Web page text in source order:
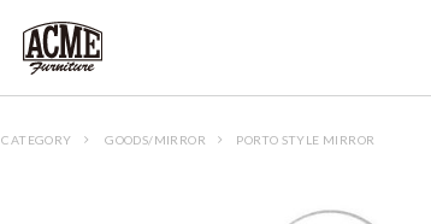
CATEGORY GOODS/MIRROR PORTO STYLE MIRROR